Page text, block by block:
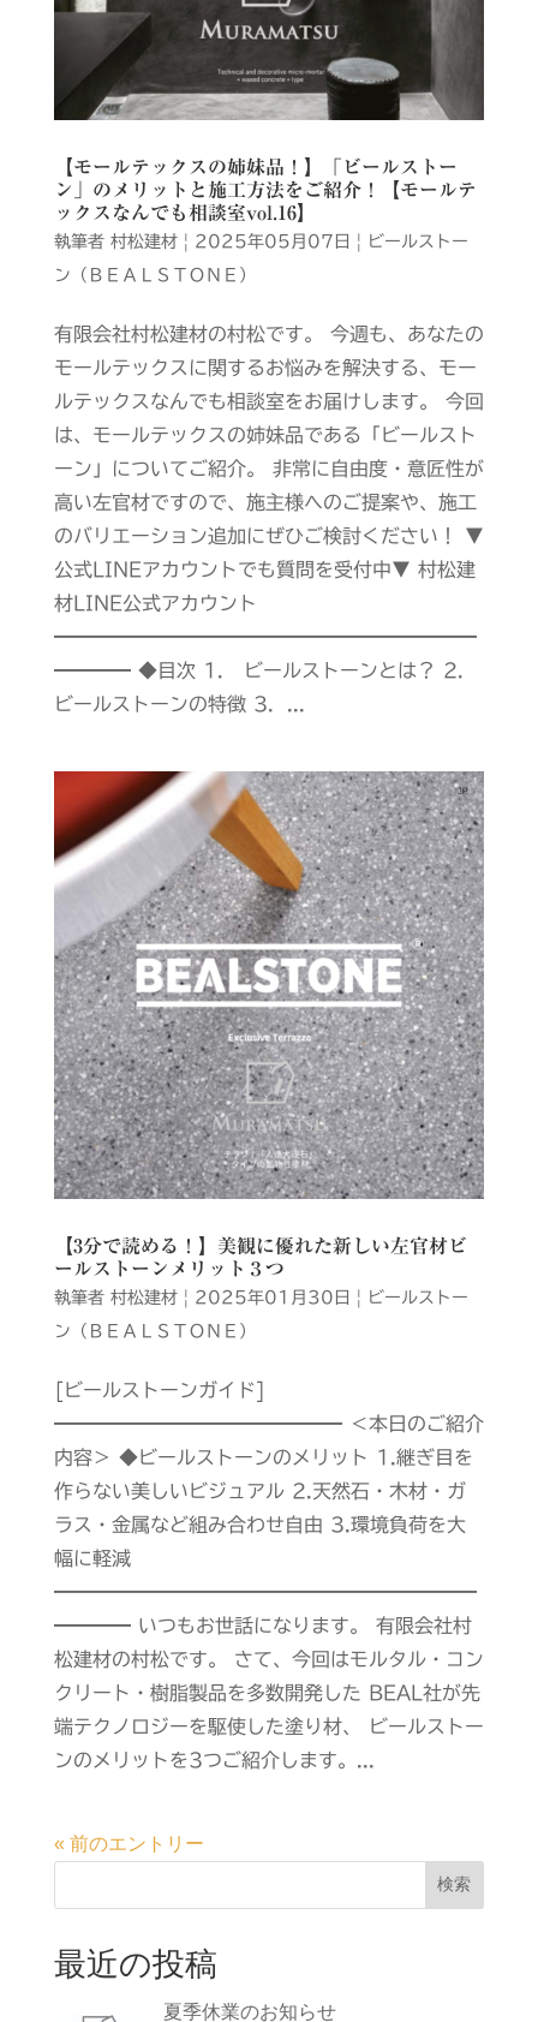
【モールテックスの姉妹品！】「ビールストー
ン」のメリットと施工方法をご紹介！【モールテ
ックスなんでも相談室vol.16】
執筆者 村松建材| 2025年05月07日 |
ビールストー
ン（ＢＥＡＬＳＴＯＮＥ）
有限会社村松建材の村松です。 今週も、あなたの
モールテックスに関するお悩みを解決する、モー
ルテックスなんでも相談室をお届けします。 今回
は、モールテックスの姉妹品である「ビールスト
ーン」についてご紹介。 非常に自由度・意匠性が
高い左官材ですので、施主様へのご提案や、施工
のバリエーション追加にぜひご検討ください！ ▼
公式LINEアカウントでも質問を受付中▼ 村松建
材LINE公式アカウント
━━━━━━━━━━━━━━━━━━━━━━
━━━━ ◆目次 1． ビールストーンとは？ 2．
ビールストーンの特徴 3．...
【3分で読める！】美観に優れた新しい左官材ビ
ールストーンメリット３つ
執筆者 村松建材| 2025年01月30日 |
ビールストー
ン（ＢＥＡＬＳＴＯＮＥ）
[ビールストーンガイド]
━━━━━━━━━━━━━━━ ＜本日のご紹介
内容＞ ◆ビールストーンのメリット 1.継ぎ目を
作らない美しいビジュアル 2.天然石・木材・ガ
ラス・金属など組み合わせ自由 3.環境負荷を大
幅に軽減
━━━━━━━━━━━━━━━━━━━━━━
━━━━ いつもお世話になります。 有限会社村
松建材の村松です。 さて、今回はモルタル・コン
クリート・樹脂製品を多数開発した BEAL社が先
端テクノロジーを駆使した塗り材、 ビールストー
ンのメリットを3つご紹介します。...
« 前のエントリー
検索
最近の投稿
夏季休業のお知らせ